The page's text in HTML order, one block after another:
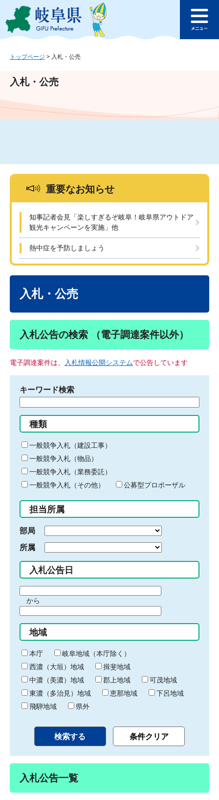
ジ
ュ
文
このページの本文へ
ュ
トップページ > 入札・公売
入札・公売
重要なお知らせ
知事記者会見「楽しすぎるぞ岐阜！岐阜県アウトドア
観光キャンペーンを実施」他
熱中症を予防しましょう
入札・公売
入札公告の検索 （電子調達案件以外）
電子調達案件は、 入札情報公開システムで公告しています
キーワード検索
る
キ
ー
ワ
ー
ド
入
力
種類
一般競争入札（建設工事）
一般競争入札（物品）
一般競争入札（業務委託）
一般競争入札（その他）
公募型プロポーザル
担当所属
部局
所属
入札公告日
間
始
り
から
間
終
わ
り
地域
本庁
岐阜地域（本庁除く）
西濃（大垣）地域
揖斐地域
中濃（美濃）地域
郡上地域
可茂地域
東濃（多治見）地域
恵那地域
下呂地域
飛騨地域
県外
入札公告一覧